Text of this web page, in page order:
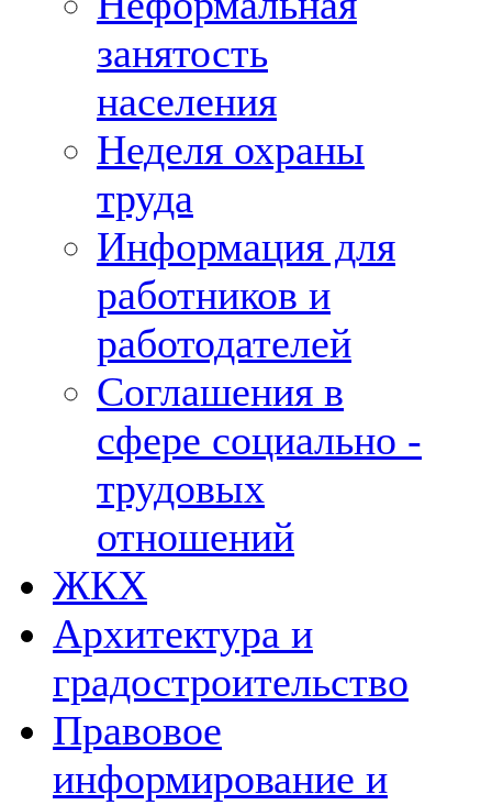
занятость
населения
Неделя охраны
труда
Информация для
работников и
работодателей
Соглашения в
сфере социально -
трудовых
отношений
ЖКХ
Архитектура и
градостроительство
Правовое
информирование и